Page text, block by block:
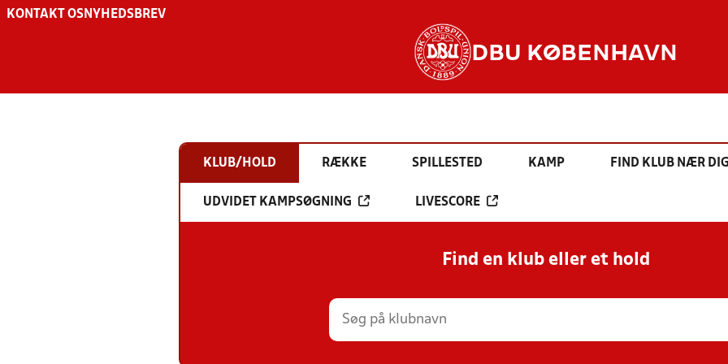
KONTAKT OS NYHEDSBREV
DBU KØBENHAVN
KLUB/HOLD RÆKKE SPILLESTED KAMP FIND KLUB NÆR
UDVIDET KAMPSØGNING LIVESCORE
Find en klub eller et hold